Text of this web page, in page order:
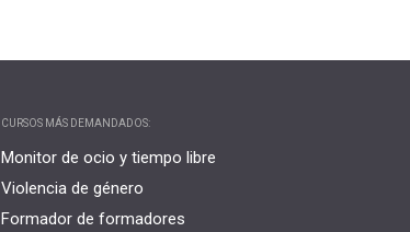
CURSOS MÁS DEMANDADOS:
Monitor de ocio y tiempo libre
Violencia de género
Formador de formadores